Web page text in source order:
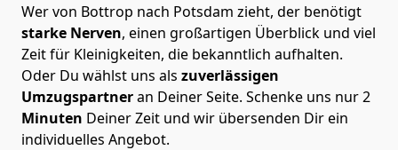
Wer von Bottrop nach Potsdam zieht, der benötigt
starke Nerven, einen großartigen Überblick und viel
Zeit für Kleinigkeiten, die bekanntlich aufhalten.
Oder Du wählst uns als zuverlässigen
Umzugspartneran Deiner Seite. Schenke uns nur2
Minuten Deiner Zeit und wir übersenden Dir ein
individuelles Angebot.